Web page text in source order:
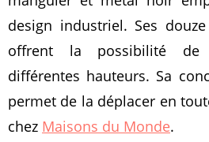
design industriel. Ses
offrent la possibilité
différentes hauteurs. Sa
permet de la déplacer en
chez Maisons du Monde.